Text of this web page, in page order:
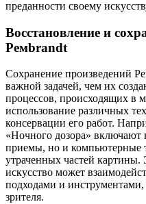
преданности своему
Восстановление и
Ремbrandt
Сохранение произведений
важной задачей, чем их
процессов, происходящих в
использование различных
консервации его работ.
«Ночного дозора» включают
приемы, но и компьютерные
утраченных частей картины.
искусство может
подходами и инструментами,
зрителя.